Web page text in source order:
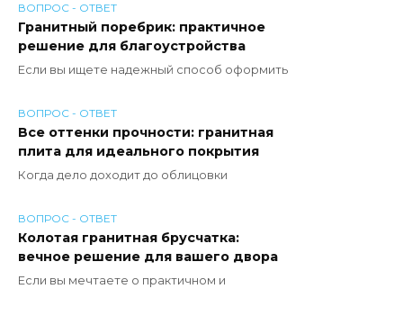
ВОПРОС - ОТВЕТ
Гранитный поребрик: практичное
решение для благоустройства
Если вы ищете надежный способ оформить
ВОПРОС - ОТВЕТ
Все оттенки прочности: гранитная
плита для идеального покрытия
Когда дело доходит до облицовки
ВОПРОС - ОТВЕТ
Колотая гранитная брусчатка:
вечное решение для вашего двора
Если вы мечтаете о практичном и